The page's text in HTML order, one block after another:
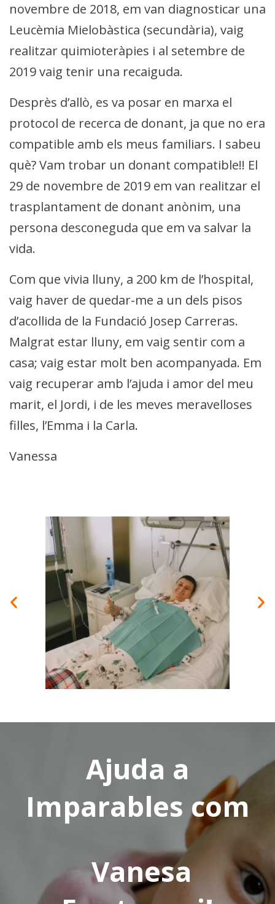
novembre de 2018, em van diagnosticar una
Leucèmia Mielobàstica (secundària), vaig
realitzar quimioteràpies i al setembre de
2019 vaig tenir una recaiguda.
Desprès d’allò, es va posar en marxa el
protocol de recerca de donant, ja que no era
compatible amb els meus familiars. I sabeu
què? Vam trobar un donant compatible!! El
29 de novembre de 2019 em van realitzar el
trasplantament de donant anònim, una
persona desconeguda que em va salvar la
vida.
Com que vivia lluny, a 200 km de l’hospital,
vaig haver de quedar-me a un dels pisos
d’acollida de la Fundació Josep Carreras.
Malgrat estar lluny, em vaig sentir com a
casa; vaig estar molt ben acompanyada. Em
vaig recuperar amb l’ajuda i amor del meu
marit, el Jordi, i de les meves meravelloses
filles, l’Emma i la Carla.
Vanessa
Ajuda a
Imparables com
Vanesa